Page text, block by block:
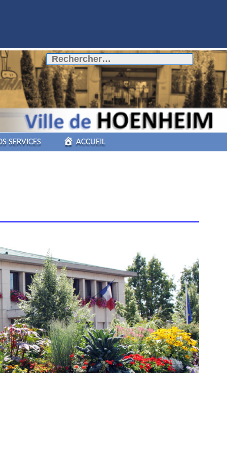
Rechercher :
DE LA WANTZENAU
Z. I. BISCHHEIM
HOENHEIM
SERVICES ACCUEIL